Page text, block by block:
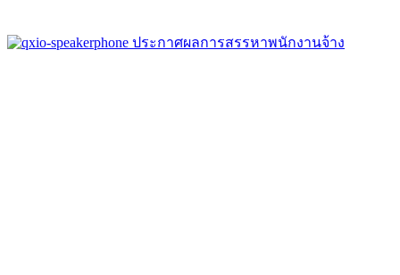
ประกาศผลการสรรหาพนักงานจ้าง